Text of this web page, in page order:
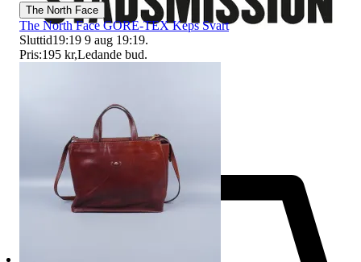
The North Face
The North Face GORE-TEX Keps Svart
Sluttid19:19 9 aug 19:19.
Pris:195 kr,Ledande bud.